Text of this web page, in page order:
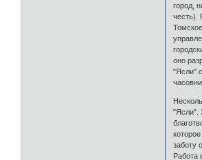
город,
честь).
оно
"Ясли"
часовни.
"Ясли".
заботу
Работа